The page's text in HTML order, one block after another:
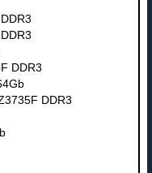
DDR3
DDR3